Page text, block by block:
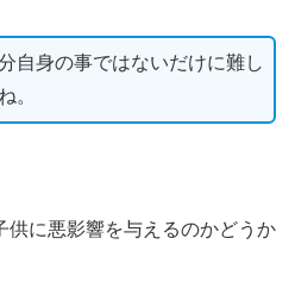
自身の事ではないだけに難し
。
供に悪影響を与えるのかどうか